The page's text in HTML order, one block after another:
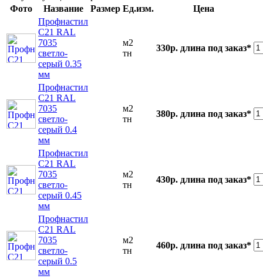
Фото
Название Размер Ед.изм.
Цена
Профнастил
С21 RAL
7035
светло-
серый 0.35
мм
м2
тн
330р. длина под заказ*
Профнастил
С21 RAL
7035
светло-
серый 0.4
мм
м2
тн
380р. длина под заказ*
Профнастил
С21 RAL
7035
светло-
серый 0.45
мм
м2
тн
430р. длина под заказ*
Профнастил
С21 RAL
7035
светло-
серый 0.5
мм
м2
тн
460р. длина под заказ*